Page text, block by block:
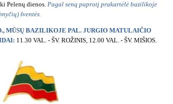
Pelenų dienos.Pagal seną paprotį prakartėlė bazilikoje
šventės.
MŪSŲ BAZILIKOJE PAL. JURGIO MATULAIČIO
11.30 VAL. - ŠV. ROŽINIS, 12.00 VAL. - ŠV. MIŠIOS.